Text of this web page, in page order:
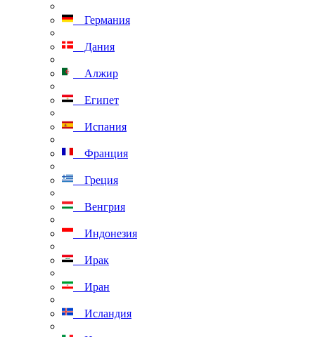
Германия
Дания
Алжир
Египет
Испания
Франция
Греция
Венгрия
Индонезия
Ирак
Иран
Исландия